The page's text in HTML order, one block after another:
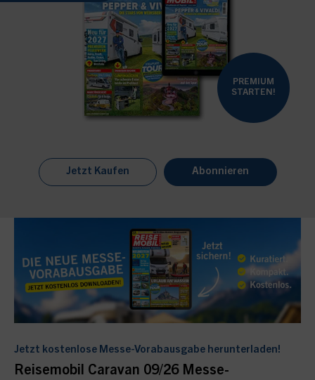
PREMIUM
STARTEN!
Jetzt Kaufen Abonnieren
Jetzt kostenlose Messe-Vorabausgabe herunterladen!
Reisemobil Caravan 09/26 Messe-